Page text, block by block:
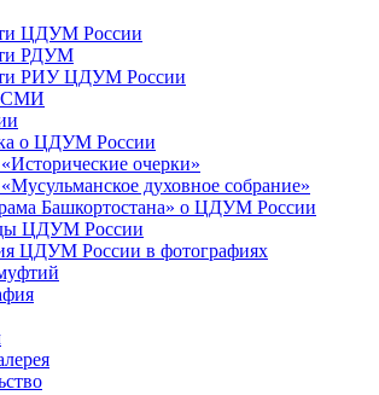
ЦДУМ России
РДУМ
РИУ ЦДУМ России
СМИ
о ЦДУМ России
очерки»
духовное собрание»
Башкортостана» о ЦДУМ России
ЦДУМ России
ЦДУМ России в фотографиях